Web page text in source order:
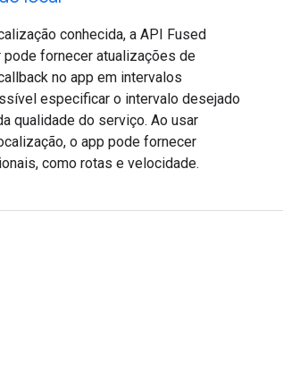
conhecida, a API Fused
pode fornecer atualizações de
no app em intervalos
especificar o intervalo desejado
qualidade do serviço. Ao usar
o app pode fornecer
como rotas e velocidade.